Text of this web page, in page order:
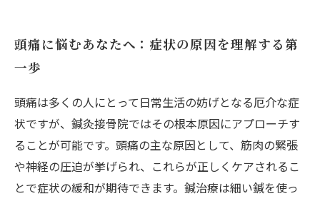
継続的な頭痛改善に向けたセルフケアと日常の
薬に頼らない頭痛対策のススメ：自然治癒力を
信じて
専門家が教える！鍼灸接骨院で頭痛を改善する
秘訣
頭痛に悩むあなたへ：症状の原因を理解する第
一歩
頭痛は多くの人にとって日常生活の妨げとなる厄介な症
状ですが、鍼灸接骨院ではその根本原因にアプローチす
ることが可能です。頭痛の主な原因として、筋肉の緊張
や神経の圧迫が挙げられ、これらが正しくケアされるこ
とで症状の緩和が期待できます。鍼治療は細い鍼を使っ